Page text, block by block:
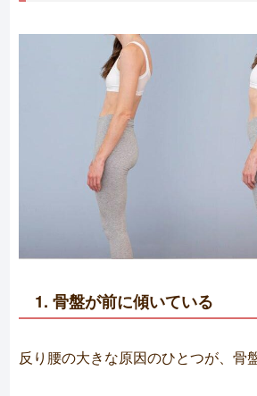
1. 骨盤が前に傾いている
反り腰の大きな原因のひとつが、骨